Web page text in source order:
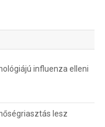
influenza elleni
lesz